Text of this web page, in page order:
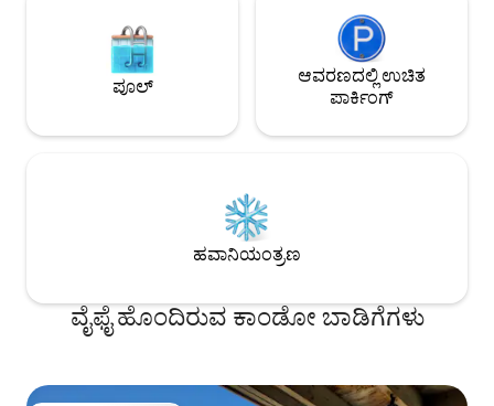
ಪೂಲ್
ಆವರಣದಲ್ಲಿ ಉಚಿತ
ಪಾರ್ಕಿಂಗ್
ಹವಾನಿಯಂತ್ರಣ
ವೈಫೈ ಹೊಂದಿರುವ ಕಾಂಡೋ ಬಾಡಿಗೆಗಳು